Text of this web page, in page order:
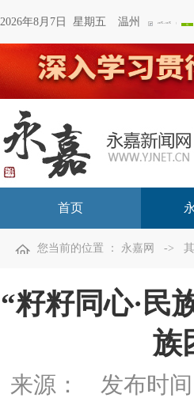
2026年8月7日 星期五 温州
首页
您当前的位置 ： 永嘉网 ->
“籽籽同心·民
族
来源： 发布时间